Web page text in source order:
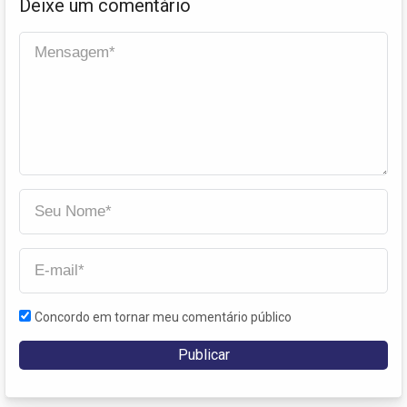
Deixe um comentário
Concordo em tornar meu comentário público